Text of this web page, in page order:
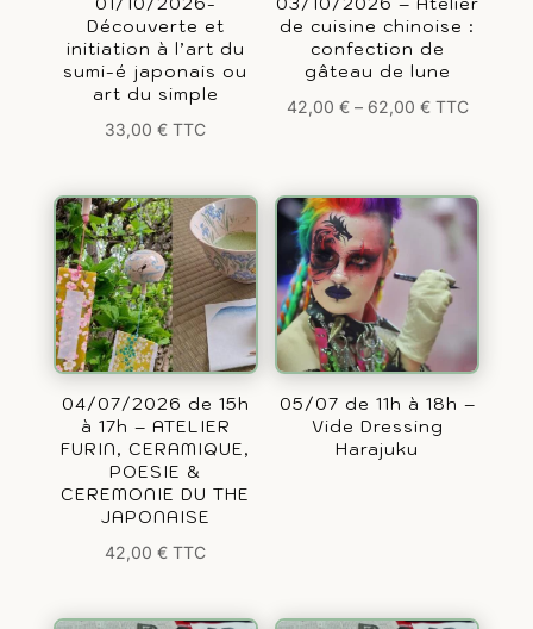
Découverte et
initiation à l’art du
sumi-é japonais ou
art du simple
33,00€ TTC
de cuisine chinoise :
confection de
gâteau de lune
42,00 €– 62,00 € TTC
04/07/2026 de 15h
à 17h – ATELIER
FURIN, CERAMIQUE,
POESIE &
CEREMONIE DU THE
JAPONAISE
42,00€ TTC
05/07 de 11h à 18h –
Vide Dressing
Harajuku